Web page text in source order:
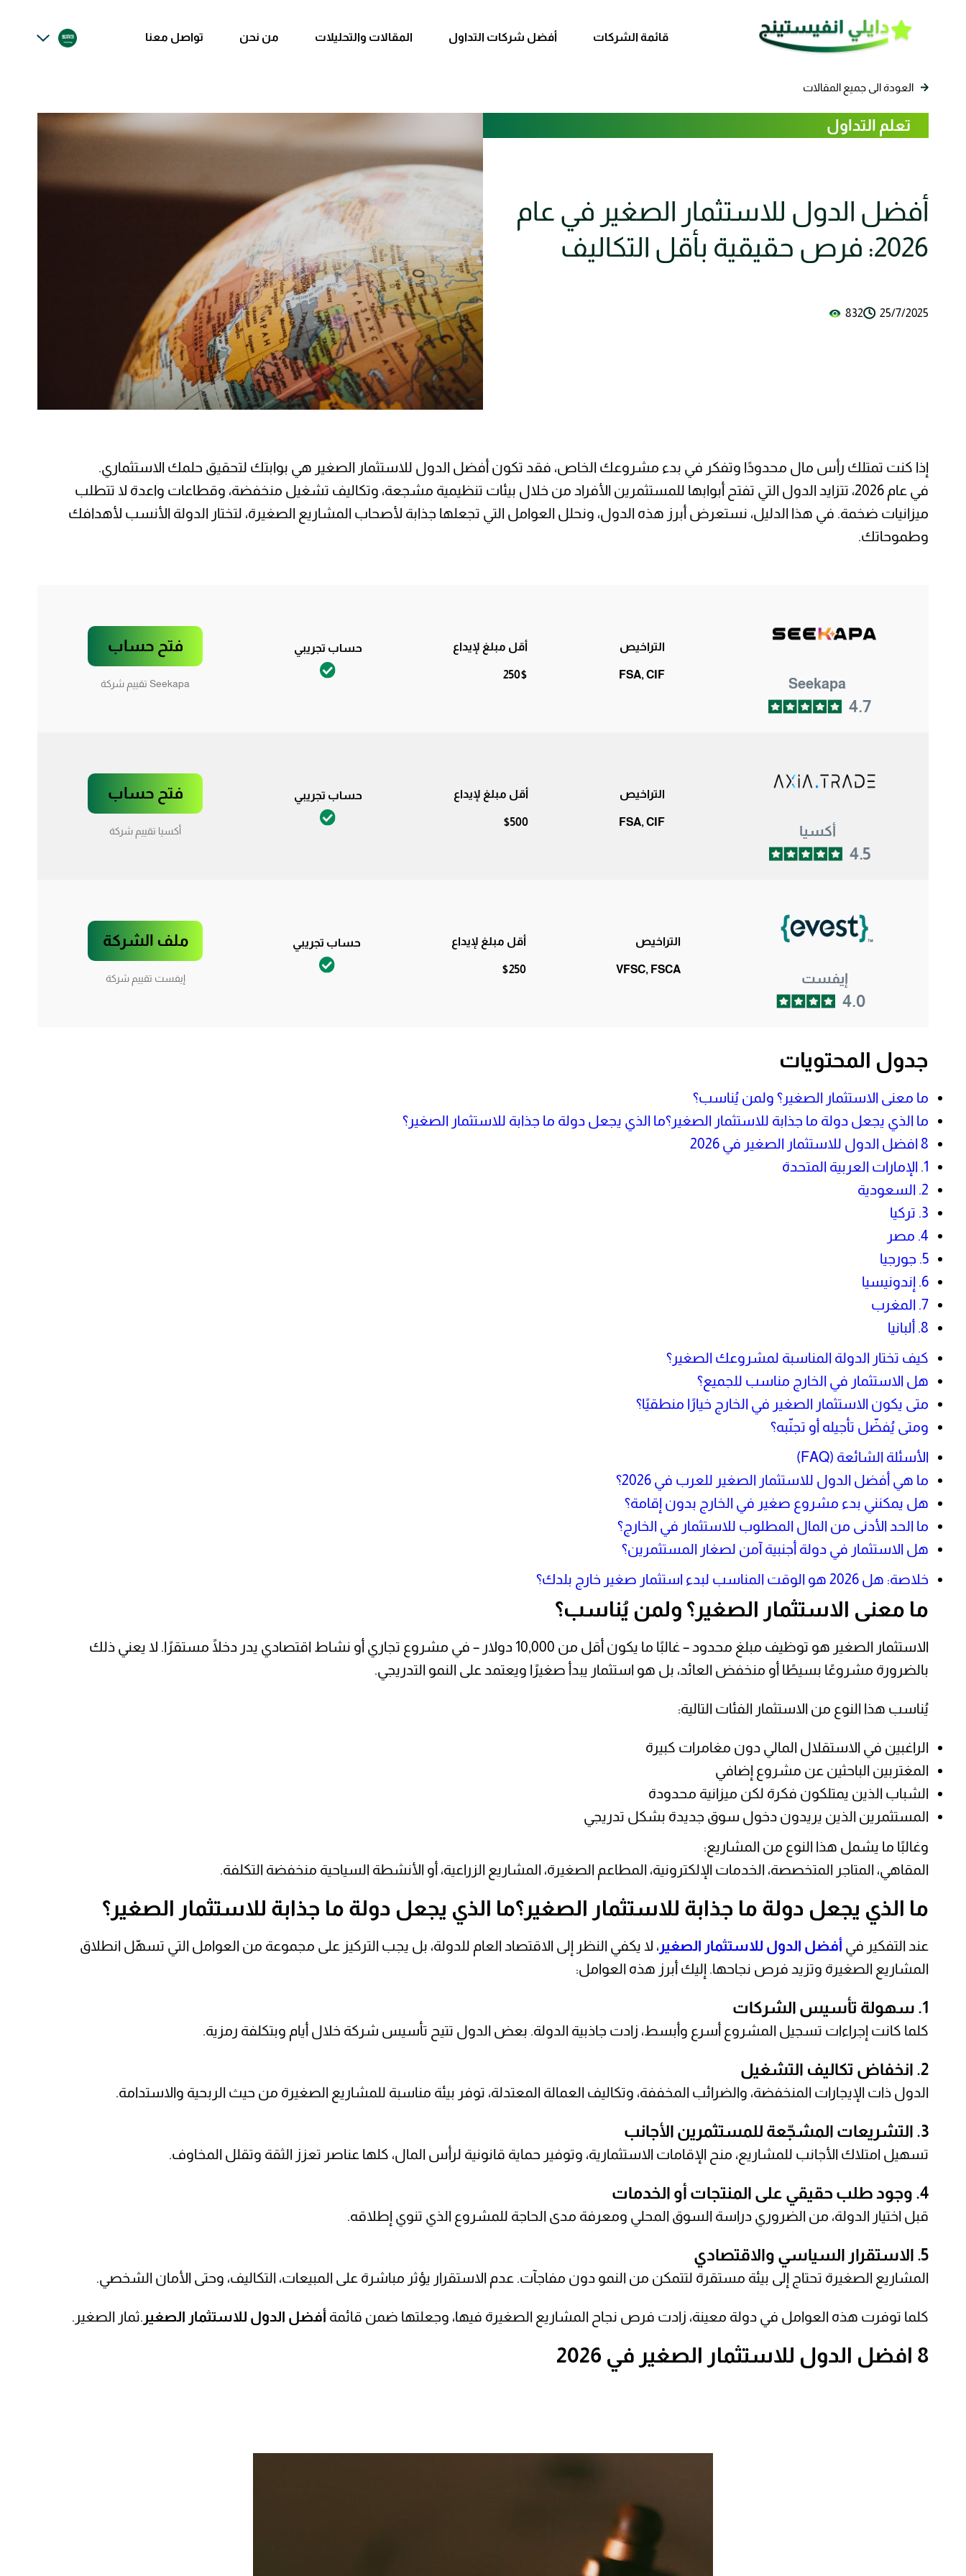
قائمة الشركات أفضل شركات التداول المقالات والتحليلات من نحن تواصل معنا
العودة الى جميع المقالات
تعلم التداول
أفضل الدول للاستثمار الصغير في عام
2026: فرص حقيقية بأقل التكاليف
25/7/2025
832
إذا كنت تمتلك رأس مال محدودًا وتفكر في بدء مشروعك الخاص، فقد تكون أفضل الدول للاستثمار الصغير هي بوابتك لتحقيق حلمك الاستثماري.
في عام 2026، تتزايد الدول التي تفتح أبوابها للمستثمرين الأفراد من خلال بيئات تنظيمية مشجعة، وتكاليف تشغيل منخفضة، وقطاعات واعدة لا تتطلب
ميزانيات ضخمة. في هذا الدليل، نستعرض أبرز هذه الدول، ونحلل العوامل التي تجعلها جذابة لأصحاب المشاريع الصغيرة، لتختار الدولة الأنسب لأهدافك
وطموحاتك.
Seekapa
4.7
التراخيص
FSA, CIF
أقل مبلغ لإيداع
250$
حساب تجريبي فتح حساب
Seekapa تقييم شركة
أكسيا
4.5
التراخيص
FSA, CIF
أقل مبلغ لإيداع
$500
حساب تجريبي فتح حساب
أكسيا تقييم شركة
إيفست
4.0
التراخيص
VFSC, FSCA
أقل مبلغ لإيداع
$250
حساب تجريبي ملف الشركة
إيفست تقييم شركة
جدول المحتويات
ما معنى الاستثمار الصغير؟ ولمن يُناسب؟
ما الذي يجعل دولة ما جذابة للاستثمار الصغير؟ما الذي يجعل دولة ما جذابة للاستثمار الصغير؟
8 افضل الدول للاستثمار الصغير في 2026
1. الإمارات العربية المتحدة
2. السعودية
3. تركيا
4. مصر
5. جورجيا
6. إندونيسيا
7. المغرب
8. ألبانيا
كيف تختار الدولة المناسبة لمشروعك الصغير؟
هل الاستثمار في الخارج مناسب للجميع؟
متى يكون الاستثمار الصغير في الخارج خيارًا منطقيًا؟
ومتى يُفضّل تأجيله أو تجنّبه؟
الأسئلة الشائعة (FAQ)
ما هي أفضل الدول للاستثمار الصغير للعرب في 2026؟
هل يمكنني بدء مشروع صغير في الخارج بدون إقامة؟
ما الحد الأدنى من المال المطلوب للاستثمار في الخارج؟
هل الاستثمار في دولة أجنبية آمن لصغار المستثمرين؟
خلاصة: هل 2026 هو الوقت المناسب لبدء استثمار صغير خارج بلدك؟
ما معنى الاستثمار الصغير؟ ولمن يُناسب؟
الاستثمار الصغير هو توظيف مبلغ محدود – غالبًا ما يكون أقل من 10,000 دولار – في مشروع تجاري أو نشاط اقتصادي يدر دخلًا مستقرًا. لا يعني ذلك
بالضرورة مشروعًا بسيطًا أو منخفض العائد، بل هو استثمار يبدأ صغيرًا ويعتمد على النمو التدريجي.
يُناسب هذا النوع من الاستثمار الفئات التالية:
الراغبين في الاستقلال المالي دون مغامرات كبيرة
المغتربين الباحثين عن مشروع إضافي
الشباب الذين يمتلكون فكرة لكن ميزانية محدودة
المستثمرين الذين يريدون دخول سوق جديدة بشكل تدريجي
وغالبًا ما يشمل هذا النوع من المشاريع:
المقاهي، المتاجر المتخصصة، الخدمات الإلكترونية، المطاعم الصغيرة، المشاريع الزراعية، أو الأنشطة السياحية منخفضة التكلفة.
ما الذي يجعل دولة ما جذابة للاستثمار الصغير؟ما الذي يجعل دولة ما جذابة للاستثمار الصغير؟
عند التفكير في أفضل الدول للاستثمار الصغير ، لا يكفي النظر إلى الاقتصاد العام للدولة، بل يجب التركيز على مجموعة من العوامل التي تسهّل انطلاق
المشاريع الصغيرة وتزيد فرص نجاحها. إليك أبرز هذه العوامل:
1. سهولة تأسيس الشركات
كلما كانت إجراءات تسجيل المشروع أسرع وأبسط، زادت جاذبية الدولة. بعض الدول تتيح تأسيس شركة خلال أيام وبتكلفة رمزية.
2. انخفاض تكاليف التشغيل
الدول ذات الإيجارات المنخفضة، والضرائب المخففة، وتكاليف العمالة المعتدلة، توفر بيئة مناسبة للمشاريع الصغيرة من حيث الربحية والاستدامة.
3. التشريعات المشجّعة للمستثمرين الأجانب
تسهيل امتلاك الأجانب للمشاريع، منح الإقامات الاستثمارية، وتوفير حماية قانونية لرأس المال، كلها عناصر تعزز الثقة وتقلل المخاوف.
4. وجود طلب حقيقي على المنتجات أو الخدمات
قبل اختيار الدولة، من الضروري دراسة السوق المحلي ومعرفة مدى الحاجة للمشروع الذي تنوي إطلاقه.
5. الاستقرار السياسي والاقتصادي
المشاريع الصغيرة تحتاج إلى بيئة مستقرة لتتمكن من النمو دون مفاجآت. عدم الاستقرار يؤثر مباشرة على المبيعات، التكاليف، وحتى الأمان الشخصي.
كلما توفرت هذه العوامل في دولة معينة، زادت فرص نجاح المشاريع الصغيرة فيها، وجعلتها ضمن قائمة أفضل الدول للاستثمار الصغير .ثمار الصغير.
8 افضل الدول للاستثمار الصغير في 2026